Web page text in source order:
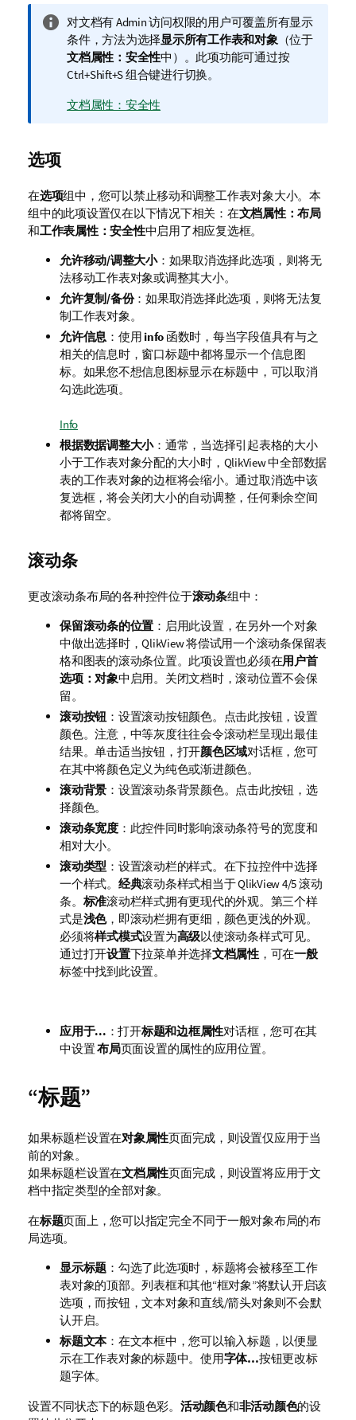
信
息
注
释
对文档有 Admin 访问权限的用户可覆盖所有显示
条件，方法为选择显示所有工作表和对象（位于
文档属性：安全性中）。此项功能可通过按
Ctrl+Shift+S 组合键进行切换。
文档属性：安全性
选项
在选项组中，您可以禁止移动和调整工作表对象大小。本
组中的此项设置仅在以下情况下相关：在文档属性：布局
和工作表属性：安全性中启用了相应复选框。
允许移动/调整大小：如果取消选择此选项，则将无
法移动工作表对象或调整其大小。
允许复制/备份：如果取消选择此选项，则将无法复
制工作表对象。
允许信息 ：使用info 函数时，每当字段值具有与之
相关的信息时，窗口标题中都将显示一个信息图
标。如果您不想信息图标显示在标题中，可以取消
勾选此选项。
Info
根据数据调整大小：通常，当选择引起表格的大小
小于工作表对象分配的大小时，QlikView 中全部数据
表的工作表对象的边框将会缩小。通过取消选中该
复选框，将会关闭大小的自动调整，任何剩余空间
都将留空。
滚动条
更改滚动条布局的各种控件位于滚动条组中：
保留滚动条的位置 ：启用此设置，在另外一个对象
中做出选择时，QlikView 将偿试用一个滚动条保留表
格和图表的滚动条位置。此项设置也必须在用户首
选项：对象中启用。关闭文档时，滚动位置不会保
留。
滚动按钮 ：设置滚动按钮颜色。点击此按钮，设置
颜色。注意，中等灰度往往会令滚动栏呈现出最佳
结果。单击适当按钮，打开颜色区域对话框，您可
在其中将颜色定义为纯色或渐进颜色。
滚动背景 ：设置滚动条背景颜色。点击此按钮，选
择颜色。
滚动条宽度：此控件同时影响滚动条符号的宽度和
相对大小。
滚动类型 ：设置滚动栏的样式。在下拉控件中选择
一个样式。 经典滚动条样式相当于 QlikView 4/5 滚动
条。 标准滚动栏样式拥有更现代的外观。第三个样
式是浅色，即滚动栏拥有更细，颜色更浅的外观。
必须将样式模式设置为高级以使滚动条样式可见。
通过打开设置下拉菜单并选择文档属性，可在一般
标签中找到此设置。
应用于... ：打开标题和边框属性对话框，您可在其
中设置布局页面设置的属性的应用位置。
“标题”
如果标题栏设置在对象属性页面完成，则设置仅应用于当
前的对象。
如果标题栏设置在文档属性页面完成，则设置将应用于文
档中指定类型的全部对象。
在标题页面上，您可以指定完全不同于一般对象布局的布
局选项。
显示标题 ：勾选了此选项时，标题将会被移至工作
表对象的顶部。列表框和其他“框对象”将默认开启该
选项，而按钮，文本对象和直线/箭头对象则不会默
认开启。
标题文本：在文本框中，您可以输入标题，以便显
示在工作表对象的标题中。使用字体…按钮更改标
题字体。
设置不同状态下的标题色彩。 活动颜色和非活动颜色的设